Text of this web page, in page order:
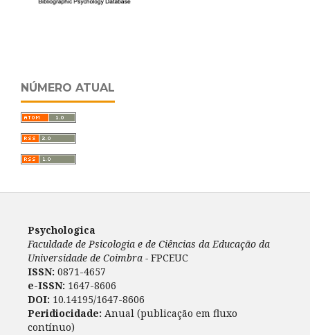
NÚMERO ATUAL
Psychologica
Faculdade de Psicologia e de Ciências da Educação da
Universidade de Coimbra - FPCEUC
ISSN: 0871-4657
e-ISSN: 1647-8606
DOI: 10.14195/1647-8606
Peridiocidade: Anual (publicação em fluxo
contínuo)